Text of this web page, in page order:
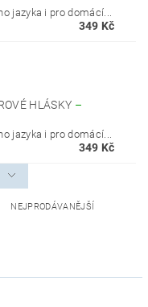
jazyka i pro domácí...
349 Kč
HLÁSKY –
jazyka i pro domácí...
349 Kč
NEJPRODÁVANĚJŠÍ